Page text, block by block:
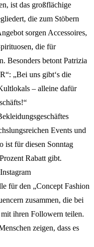
ist das großflächige
die zum Stöbern
sorgen Accessoires,
die für
Besonders betont Patrizia
„Bei uns gibt‘s die
– alleine dafür
Events und
ist für diesen Sonntag
Rabatt gibt.
für den „Concept Fashion
zusammen, die bei
mit ihren Followern teilen.
zeigen, dass es